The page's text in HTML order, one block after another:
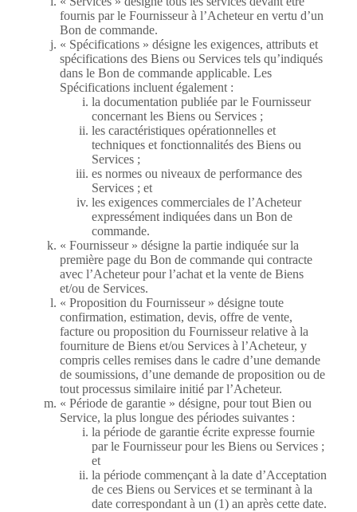
fournis par le Fournisseur à l’Acheteur en vertu d’un
Bon de commande.
« Spécifications » désigne les exigences, attributs et
spécifications des Biens ou Services tels qu’indiqués
dans le Bon de commande applicable. Les
Spécifications incluent également :
la documentation publiée par le Fournisseur
concernant les Biens ou Services ;
les caractéristiques opérationnelles et
techniques et fonctionnalités des Biens ou
Services ;
es normes ou niveaux de performance des
Services ; et
les exigences commerciales de l’Acheteur
expressément indiquées dans un Bon de
commande.
« Fournisseur » désigne la partie indiquée sur la
première page du Bon de commande qui contracte
avec l’Acheteur pour l’achat et la vente de Biens
et/ou de Services.
« Proposition du Fournisseur » désigne toute
confirmation, estimation, devis, offre de vente,
facture ou proposition du Fournisseur relative à la
fourniture de Biens et/ou Services à l’Acheteur, y
compris celles remises dans le cadre d’une demande
de soumissions, d’une demande de proposition ou de
tout processus similaire initié par l’Acheteur.
« Période de garantie » désigne, pour tout Bien ou
Service, la plus longue des périodes suivantes :
la période de garantie écrite expresse fournie
par le Fournisseur pour les Biens ou Services ;
et
la période commençant à la date d’Acceptation
de ces Biens ou Services et se terminant à la
date correspondant à un (1) an après cette date.